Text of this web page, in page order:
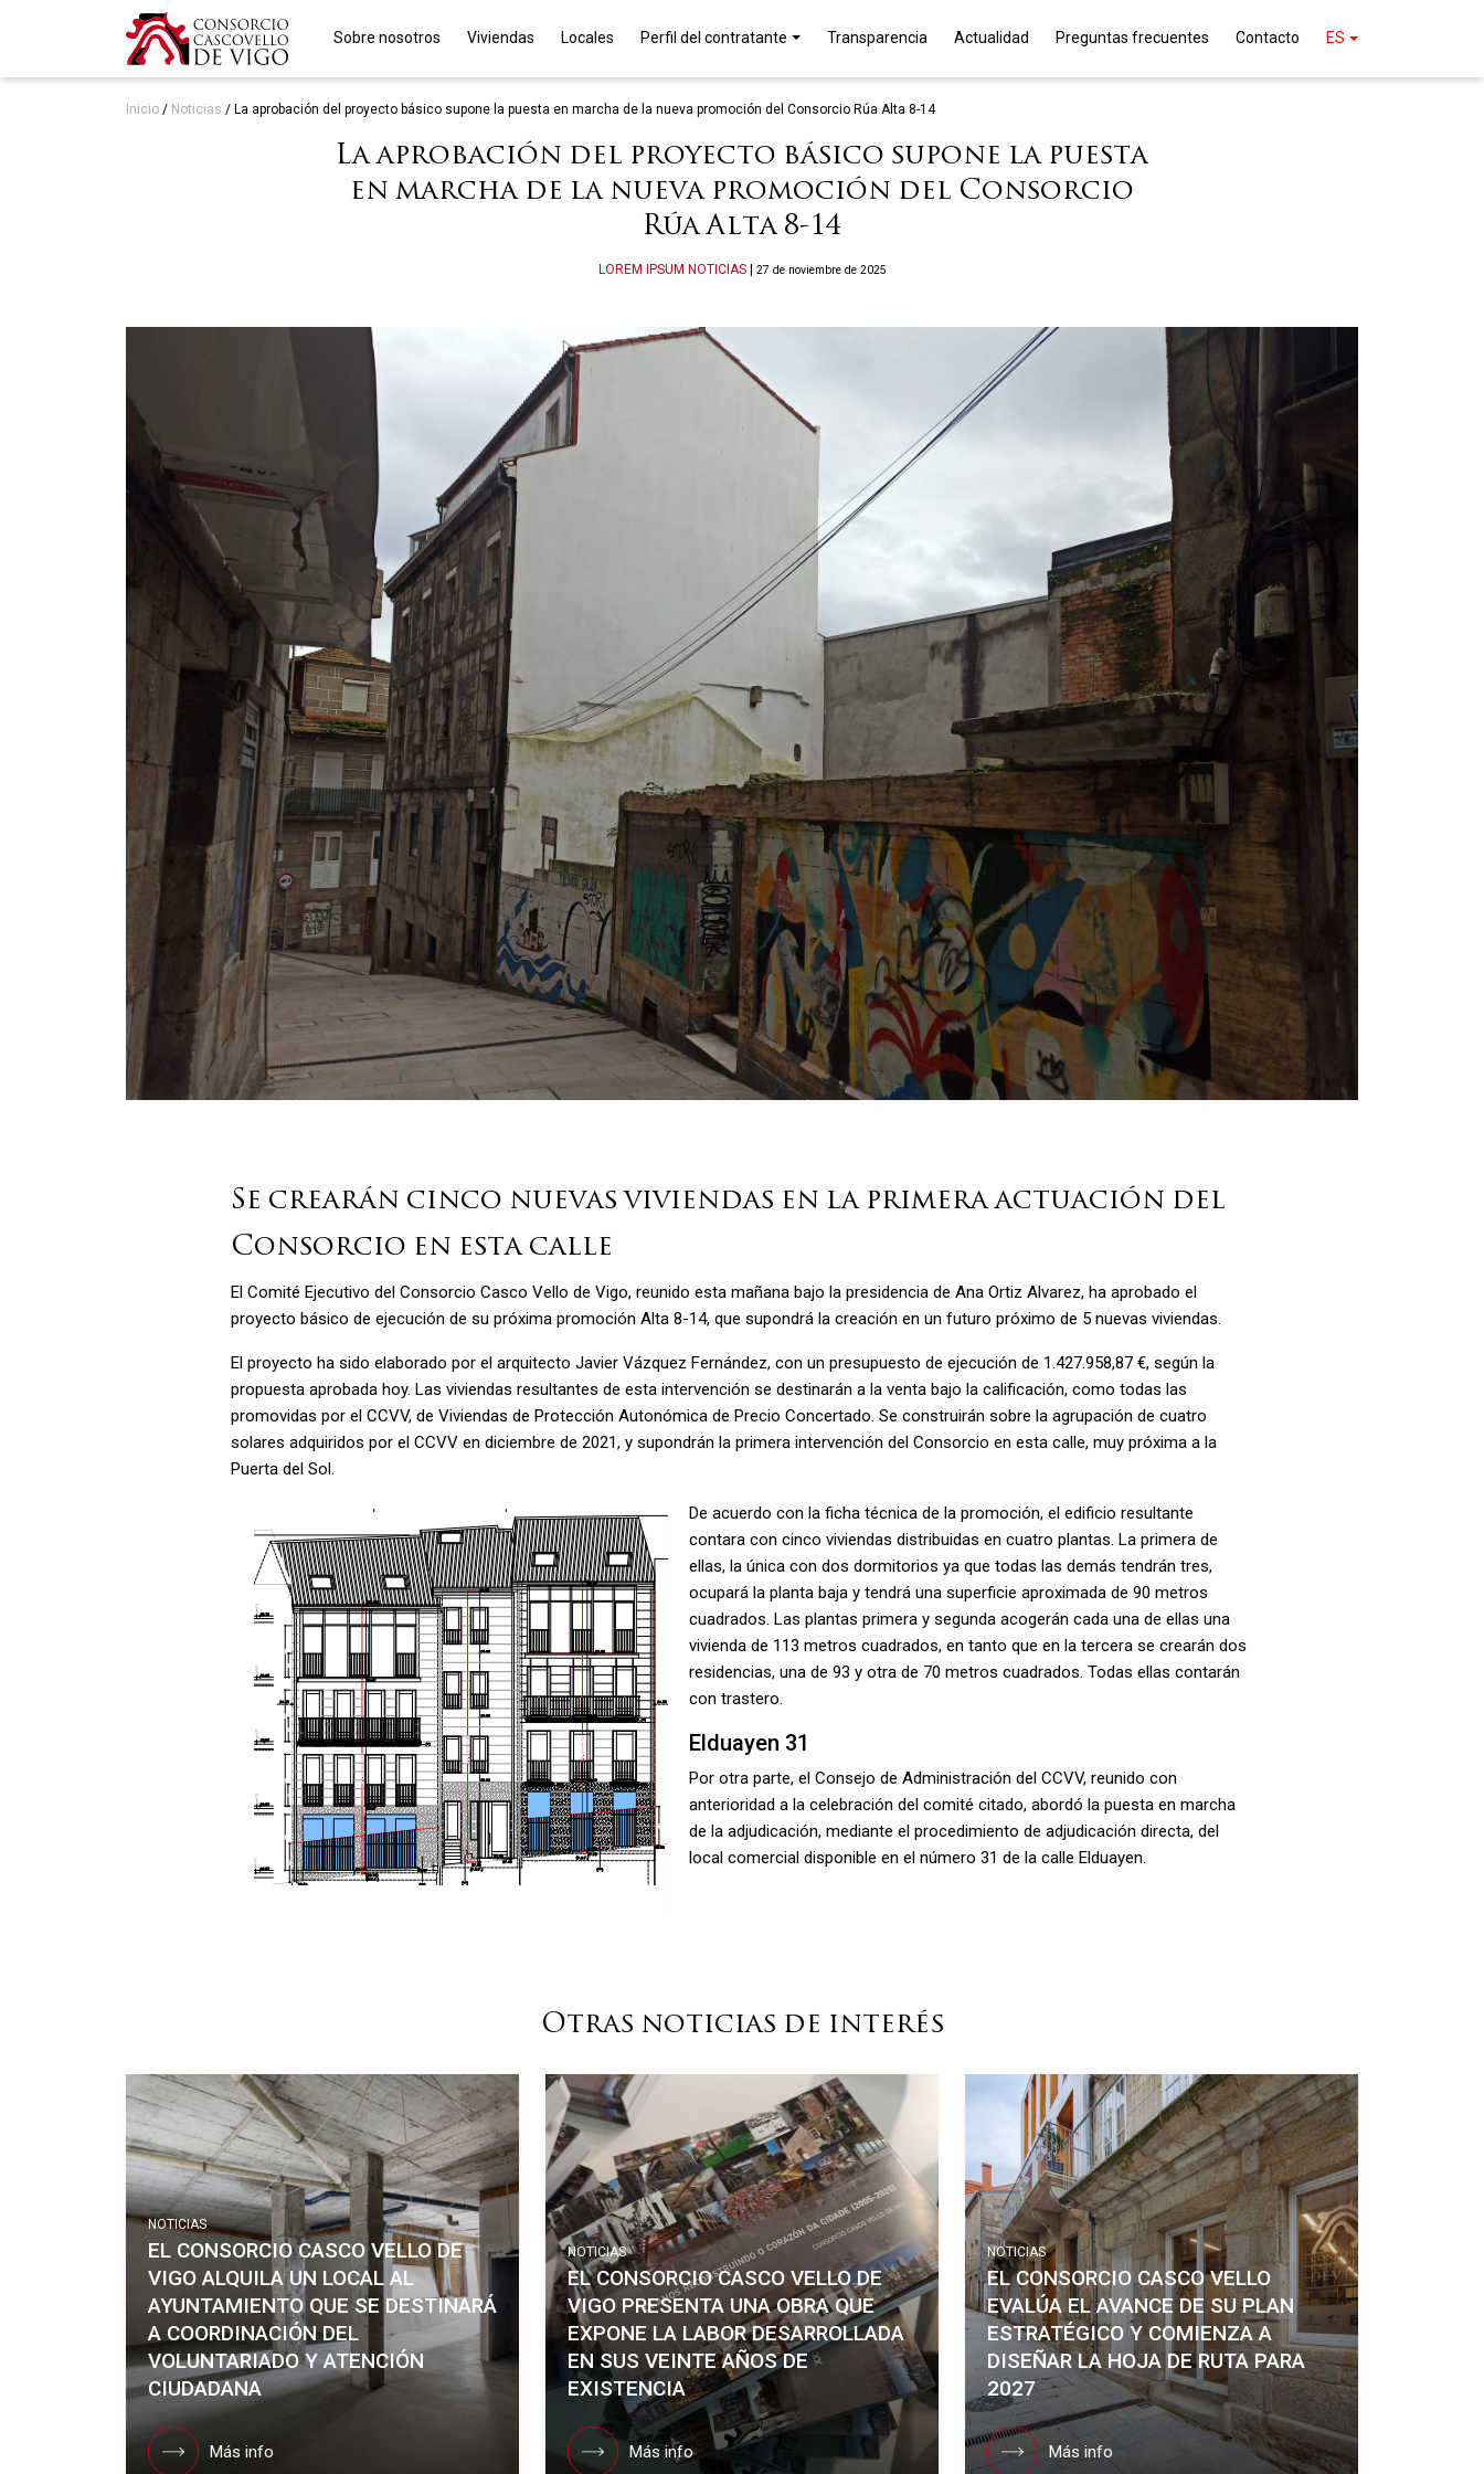
Sobre nosotros Viviendas Locales Perfil del contratante Transparencia Actualidad Preguntas frecuentes Contacto ES
Inicio / Noticias / La aprobación del proyecto básico supone la puesta en marcha de la nueva promoción del Consorcio Rúa Alta 8-14
La aprobación del proyecto básico supone la puesta
en marcha de la nueva promoción del Consorcio
Rúa Alta 8-14
Categories
LOREM IPSUM NOTICIAS 27 de noviembre de 2025
Se crearán cinco nuevas viviendas en la primera actuación del
Consorcio en esta calle
El Comité Ejecutivo del Consorcio Casco Vello de Vigo, reunido esta mañana bajo la presidencia de Ana Ortiz Alvarez, ha aprobado el
proyecto básico de ejecución de su próxima promoción Alta 8-14, que supondrá la creación en un futuro próximo de 5 nuevas viviendas.
El proyecto ha sido elaborado por el arquitecto Javier Vázquez Fernández, con un presupuesto de ejecución de 1.427.958,87 €, según la
propuesta aprobada hoy. Las viviendas resultantes de esta intervención se destinarán a la venta bajo la calificación, como todas las
promovidas por el CCVV, de Viviendas de Protección Autonómica de Precio Concertado. Se construirán sobre la agrupación de cuatro
solares adquiridos por el CCVV en diciembre de 2021, y supondrán la primera intervención del Consorcio en esta calle, muy próxima a la
Puerta del Sol.
De acuerdo con la ficha técnica de la promoción, el edificio resultante
contara con cinco viviendas distribuidas en cuatro plantas. La primera de
ellas, la única con dos dormitorios ya que todas las demás tendrán tres,
ocupará la planta baja y tendrá una superficie aproximada de 90 metros
cuadrados. Las plantas primera y segunda acogerán cada una de ellas una
vivienda de 113 metros cuadrados, en tanto que en la tercera se crearán dos
residencias, una de 93 y otra de 70 metros cuadrados. Todas ellas contarán
con trastero.
Elduayen 31
Por otra parte, el Consejo de Administración del CCVV, reunido con
anterioridad a la celebración del comité citado, abordó la puesta en marcha
de la adjudicación, mediante el procedimiento de adjudicación directa, del
local comercial disponible en el número 31 de la calle Elduayen.
Otras noticias de interés
NOTICIAS
EL CONSORCIO CASCO VELLO DE
VIGO ALQUILA UN LOCAL AL
AYUNTAMIENTO QUE SE DESTINARÁ
A COORDINACIÓN DEL
VOLUNTARIADO Y ATENCIÓN
CIUDADANA
Más info
NOTICIAS
EL CONSORCIO CASCO VELLO DE
VIGO PRESENTA UNA OBRA QUE
EXPONE LA LABOR DESARROLLADA
EN SUS VEINTE AÑOS DE
EXISTENCIA
Más info
NOTICIAS
EL CONSORCIO CASCO VELLO
EVALÚA EL AVANCE DE SU PLAN
ESTRATÉGICO Y COMIENZA A
DISEÑAR LA HOJA DE RUTA PARA
2027
Más info